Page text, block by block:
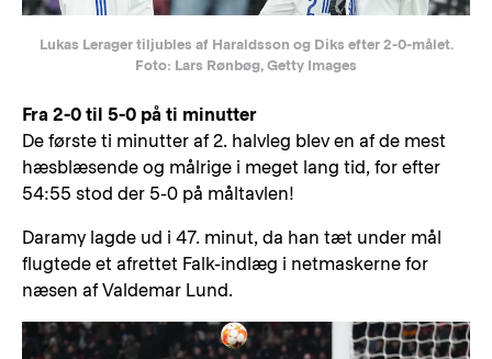
Lukas Lerager tiljubles af Haraldsson og Diks efter 2-0-målet.
Foto: Lars Rønbøg, Getty Images
Fra 2-0 til 5-0 på ti minutter
De første ti minutter af 2. halvleg blev en af de mest
hæsblæsende og målrige i meget lang tid, for efter
54:55 stod der 5-0 på måltavlen!
Daramy lagde ud i 47. minut, da han tæt under mål
flugtede et afrettet Falk-indlæg i netmaskerne for
næsen af Valdemar Lund.